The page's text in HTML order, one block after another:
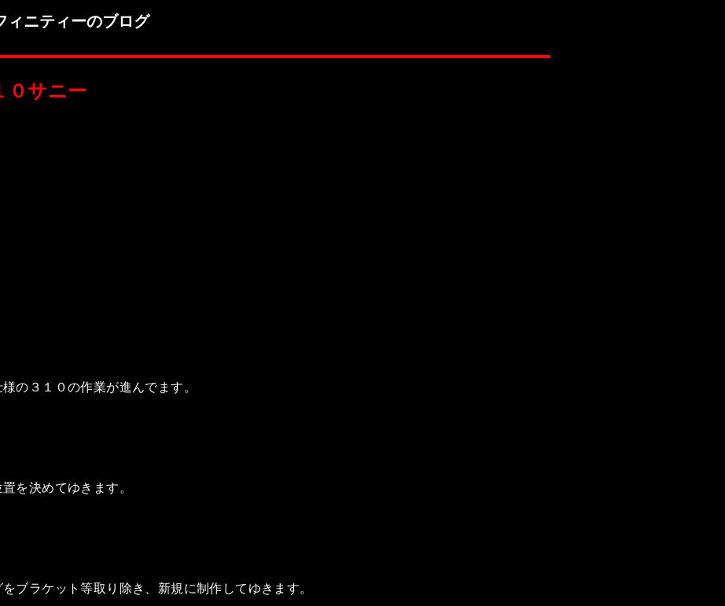
ィニティーのブログ
０サニー
の３１０の作業が進んでます。
を決めてゆきます。
ブラケット等取り除き、新規に制作してゆきます。